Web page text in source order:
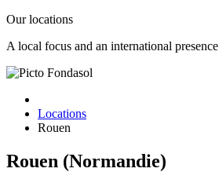
Our locations
A local focus and an international presence
Locations
Rouen
Rouen (Normandie)